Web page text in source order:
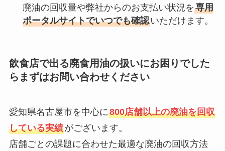
廃油の回収量や弊社からのお支払い状況を専用
ポータルサイトでいつでも確認いただけます。
飲食店で出る廃食用油の扱いにお困りでした
らまずはお問い合わせください
愛知県名古屋市を中心に800店舗以上の廃油を回収
している実績がございます。
店舗ごとの課題に合わせた最適な廃油の回収方法